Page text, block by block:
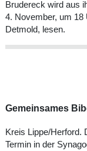
Brudereck wird aus
4. November, um 18
Detmold, lesen.
Gemeinsames
Kreis Lippe/Herford.
Termin in der